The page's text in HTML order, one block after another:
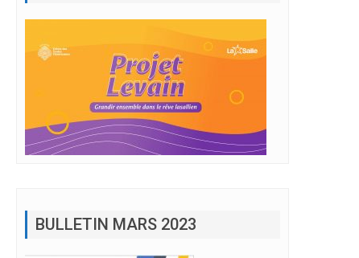
BULLETIN MARS 2023